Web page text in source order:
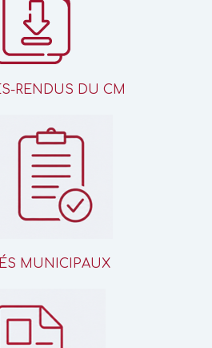
RENDUS DU CM
MUNICIPAUX